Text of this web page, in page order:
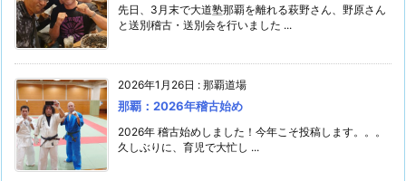
先日、3月末で大道塾那覇を離れる萩野さん、野原さん
と送別稽古・送別会を行いました ...
2026年1月26日 : 那覇道場
那覇：2026年稽古始め
2026年 稽古始めしました！今年こそ投稿します。。。
久しぶりに、育児で大忙し ...